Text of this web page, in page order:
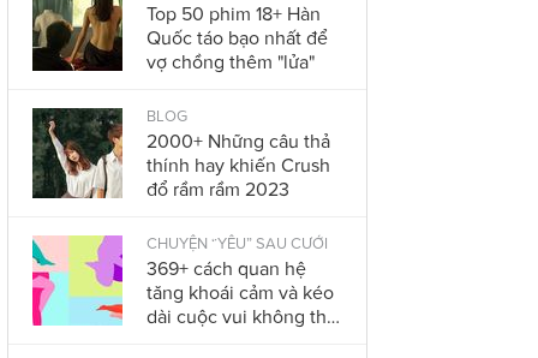
Top 50 phim 18+ Hàn
Quốc táo bạo nhất để
vợ chồng thêm "lửa"
BLOG
2000+ Những câu thả
thính hay khiến Crush
đổ rầm rầm 2023
CHUYỆN “YÊU” SAU CƯỚI
369+ cách quan hệ
tăng khoái cảm và kéo
dài cuộc vui không thể